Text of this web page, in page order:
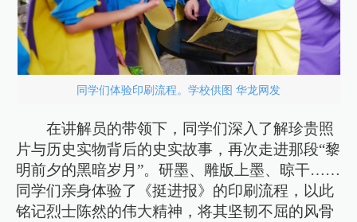
同学们体验印刷流程。学校供图 华龙网发
在讲解员的带领下，同学们深入了解珍贵照
片与历史实物背后的史实故事，再次走进那段“黎
明前夕的黑暗岁月”。研墨、雕版上墨、晾干……
同学们亲身体验了《挺进报》的印刷流程，以此
铭记烈士陈然的伟大精神，将其坚韧不屈的风骨